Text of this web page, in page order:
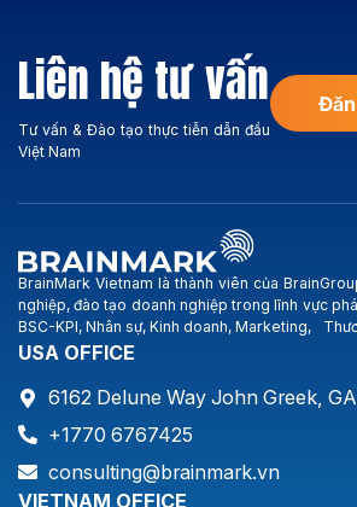
trường. Hoạt động kinh
doanh chính của Công ty:
Hung
Liên hệ tư vấn
Tư vấn & Đào tạo thực tiễn dẫn đầu
Việt Nam
BrainMark Vietnam là thành viên của
nghiệp, đào tạo doanh nghiệp trong lĩnh vực
BSC-KPI, Nhân sự, Kinh doanh, Marketing,
USA OFFICE
6162 Delune Way John Greek,
+1770 6767425
consulting@brainmark.vn
VIETNAM OFFICE